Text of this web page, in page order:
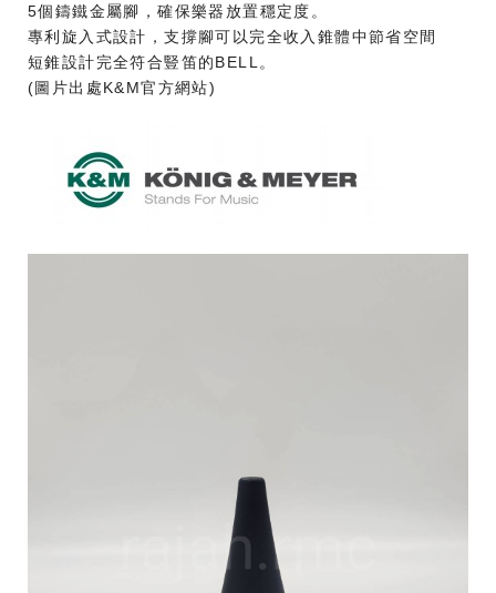
5個鑄鐵金屬腳，確保樂器放置穩定度。
專利旋入式設計，支撐腳可以完全收入錐體中節省空間
短錐設計完全符合豎笛的BELL。
(圖片出處K&M官方網站)